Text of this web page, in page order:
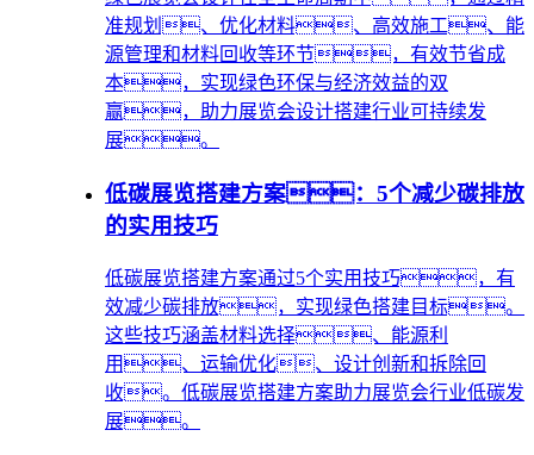
准规划、优化材料、高效施工、能
源管理和材料回收等环节，有效节省成
本，实现绿色环保与经济效益的双
赢，助力展览会设计搭建行业可持续发
展。
低碳展览搭建方案：5个减少碳排放
的实用技巧
低碳展览搭建方案通过5个实用技巧，有
效减少碳排放，实现绿色搭建目标。
这些技巧涵盖材料选择、能源利
用、运输优化、设计创新和拆除回
收。低碳展览搭建方案助力展览会行业低碳发
展。